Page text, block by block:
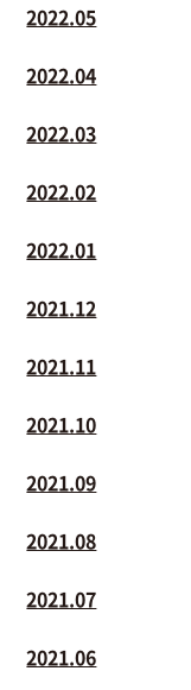
2022.05
2022.04
2022.03
2022.02
2022.01
2021.12
2021.11
2021.10
2021.09
2021.08
2021.07
2021.06